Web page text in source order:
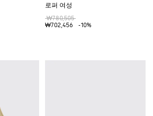
로퍼 여성
₩780,505
₩702,456
-10%